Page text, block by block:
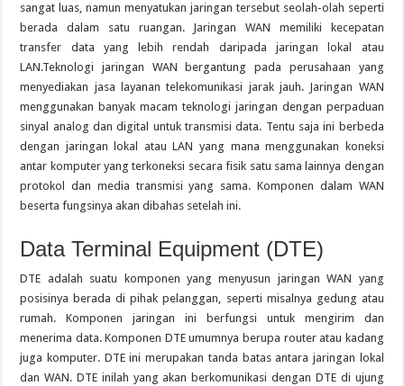
sangat luas, namun menyatukan jaringan tersebut seolah-olah seperti
berada dalam satu ruangan. Jaringan WAN memiliki kecepatan
transfer data yang lebih rendah daripada jaringan lokal atau
LAN.Teknologi jaringan WAN bergantung pada perusahaan yang
menyediakan jasa layanan telekomunikasi jarak jauh. Jaringan WAN
menggunakan banyak macam teknologi jaringan dengan perpaduan
sinyal analog dan digital untuk transmisi data. Tentu saja ini berbeda
dengan jaringan lokal atau LAN yang mana menggunakan koneksi
antar komputer yang terkoneksi secara fisik satu sama lainnya dengan
protokol dan media transmisi yang sama. Komponen dalam WAN
beserta fungsinya akan dibahas setelah ini.
Data Terminal Equipment (DTE)
DTE adalah suatu komponen yang menyusun jaringan WAN yang
posisinya berada di pihak pelanggan, seperti misalnya gedung atau
rumah. Komponen jaringan ini berfungsi untuk mengirim dan
menerima data. Komponen DTE umumnya berupa router atau kadang
juga komputer. DTE ini merupakan tanda batas antara jaringan lokal
dan WAN. DTE inilah yang akan berkomunikasi dengan DTE di ujung